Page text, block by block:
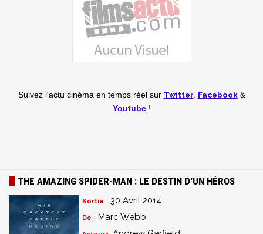
Suivez l'actu cinéma en temps réel sur Twitter Facebook&
Youtube!
THE AMAZING SPIDER-MAN : LE DESTIN D'UN HÉROS
Sortie : 30 Avril 2014
De : Marc Webb